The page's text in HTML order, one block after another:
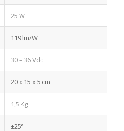
25 W
119 lm/W
30 – 36 Vdc
20 x 15 x 5 cm
1,5 Kg
±25°